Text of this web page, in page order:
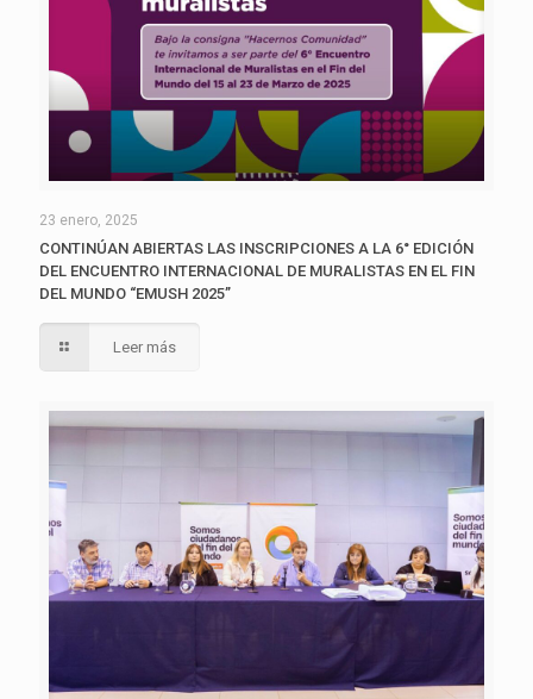
23 enero, 2025
CONTINÚAN ABIERTAS LAS INSCRIPCIONES A LA 6° EDICIÓN
DEL ENCUENTRO INTERNACIONAL DE MURALISTAS EN EL FIN
DEL MUNDO “EMUSH 2025”
Leer más